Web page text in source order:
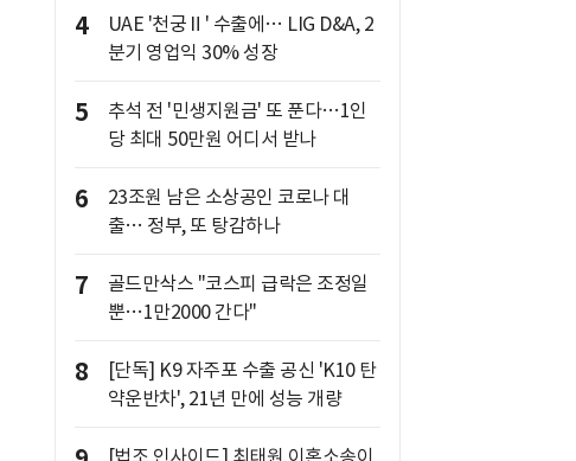
4
UAE '천궁Ⅱ' 수출에… LIG D&A, 2
분기 영업익 30% 성장
5
추석 전 '민생지원금' 또 푼다…1인
당 최대 50만원 어디서 받나
6
23조원 남은 소상공인 코로나 대
출… 정부, 또 탕감하나
7
골드만삭스 "코스피 급락은 조정일
뿐…1만2000 간다"
8
[단독] K9 자주포 수출 공신 'K10 탄
약운반차', 21년 만에 성능 개량
[법조 인사이드] 최태원 이혼소송이